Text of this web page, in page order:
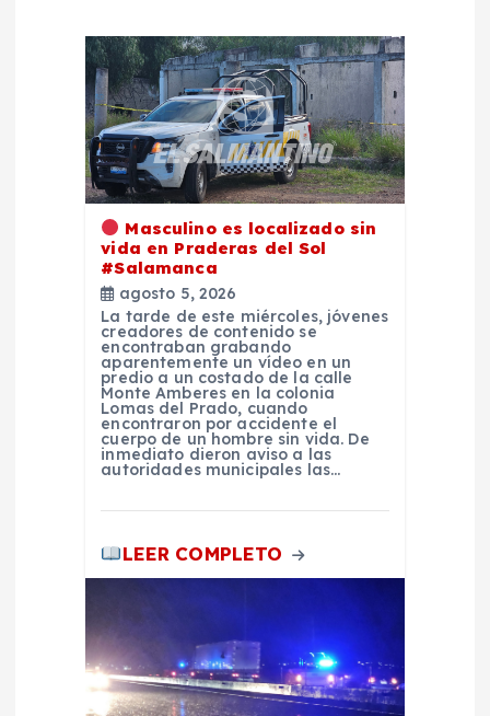
Masculino es localizado sin
vida en Praderas del Sol
#Salamanca
agosto 5, 2026
La tarde de este miércoles, jóvenes
creadores de contenido se
encontraban grabando
aparentemente un vídeo en un
predio a un costado de la calle
Monte Amberes en la colonia
Lomas del Prado, cuando
encontraron por accidente el
cuerpo de un hombre sin vida. De
inmediato dieron aviso a las
autoridades municipales las…
LEER COMPLETO